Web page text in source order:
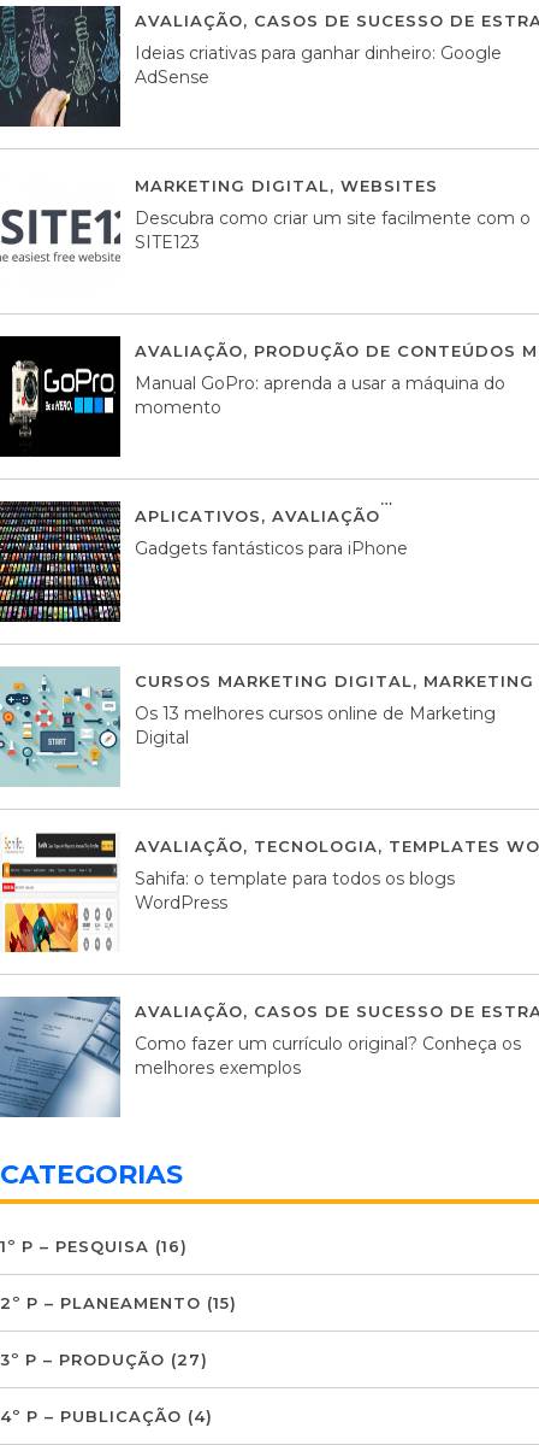
AVALIAÇÃO, CASOS DE SUCESSO DE
Ideias criativas para ganhar dinheiro: Google
AdSense
MARKETING DIGITAL, WEBSITES
Descubra como criar um site facilmente com o
SITE123
AVALIAÇÃO, PRODUÇÃO DE CONTEÚDOS
Manual GoPro: aprenda a usar a máquina do
momento
APLICATIVOS, AVALIAÇÃO
Gadgets fantásticos para iPhone
CURSOS MARKETING DIGITAL,
Os 13 melhores cursos online de Marketing
Digital
AVALIAÇÃO, TECNOLOGIA, TEMPLATES
Sahifa: o template para todos os blogs
WordPress
AVALIAÇÃO, CASOS DE SUCESSO DE
Como fazer um currículo original? Conheça os
melhores exemplos
CATEGORIAS
1º P – PESQUISA (16)
2º P – PLANEAMENTO (15)
3º P – PRODUÇÃO (27)
4º P – PUBLICAÇÃO (4)